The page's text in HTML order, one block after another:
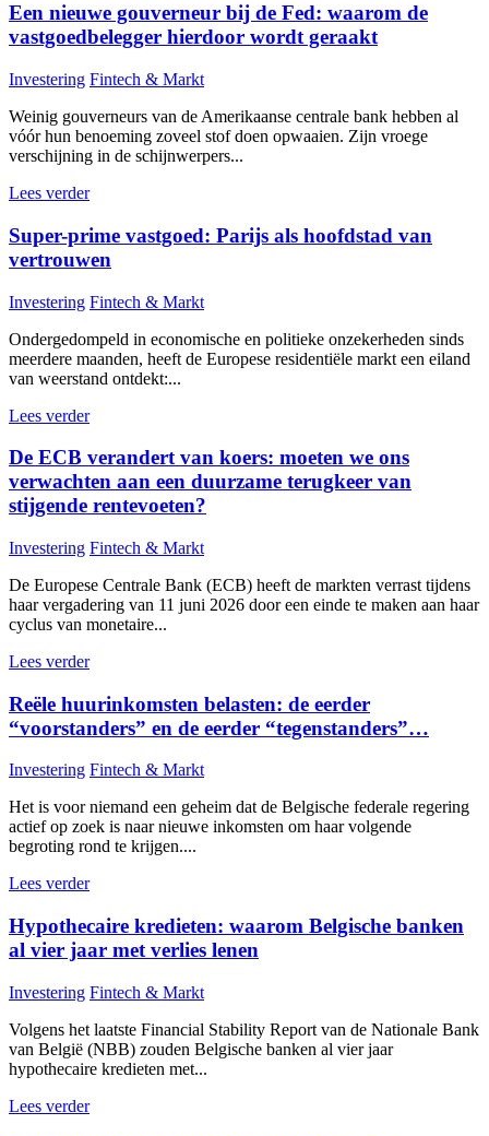
Een nieuwe gouverneur bij de Fed: waarom de
vastgoedbelegger hierdoor wordt geraakt
Investering Fintech & Markt
Weinig gouverneurs van de Amerikaanse centrale bank hebben al
vóór hun benoeming zoveel stof doen opwaaien. Zijn vroege
verschijning in de schijnwerpers...
Lees verder
Super-prime vastgoed: Parijs als hoofdstad van
vertrouwen
Investering Fintech & Markt
Ondergedompeld in economische en politieke onzekerheden sinds
meerdere maanden, heeft de Europese residentiële markt een eiland
van weerstand ontdekt:...
Lees verder
De ECB verandert van koers: moeten we ons
verwachten aan een duurzame terugkeer van
stijgende rentevoeten?
Investering Fintech & Markt
De Europese Centrale Bank (ECB) heeft de markten verrast tijdens
haar vergadering van 11 juni 2026 door een einde te maken aan haar
cyclus van monetaire...
Lees verder
Reële huurinkomsten belasten: de eerder
“voorstanders” en de eerder “tegenstanders”…
Investering Fintech & Markt
Het is voor niemand een geheim dat de Belgische federale regering
actief op zoek is naar nieuwe inkomsten om haar volgende
begroting rond te krijgen....
Lees verder
Hypothecaire kredieten: waarom Belgische banken
al vier jaar met verlies lenen
Investering Fintech & Markt
Volgens het laatste Financial Stability Report van de Nationale Bank
van België (NBB) zouden Belgische banken al vier jaar
hypothecaire kredieten met...
Lees verder